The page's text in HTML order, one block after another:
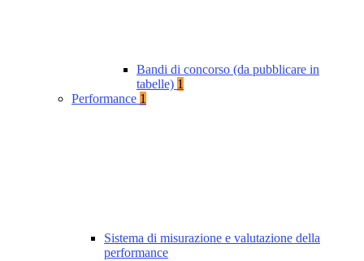
Bandi di concorso (da pubblicare in
tabelle) 1
Performance 1
Sistema di misurazione e valutazione della
performance